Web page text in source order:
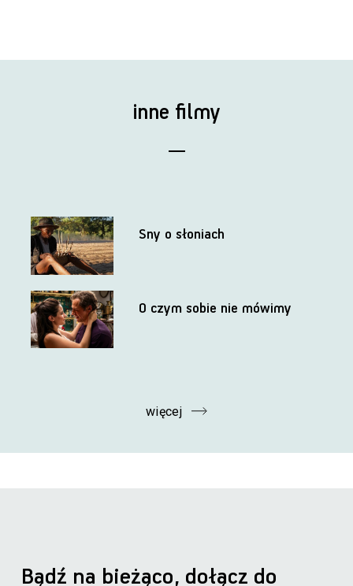
inne filmy
Sny o słoniach
O czym sobie nie mówimy
więcej
Bądź na bieżąco, dołącz do